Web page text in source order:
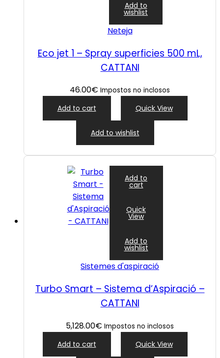
Add to
wishlist
Neteja
Eco jet 1 – Spray superficies 500 mL,
CATTANI
46.00€ Impostos no inclosos
Add to cart Quick View
Add to wishlist
Add to
cart
Quick
View
Add to
wishlist
Sistemes d'aspiració
Turbo Smart – Sistema d’Aspiració –
CATTANI
5,128.00€ Impostos no inclosos
Add to cart Quick View